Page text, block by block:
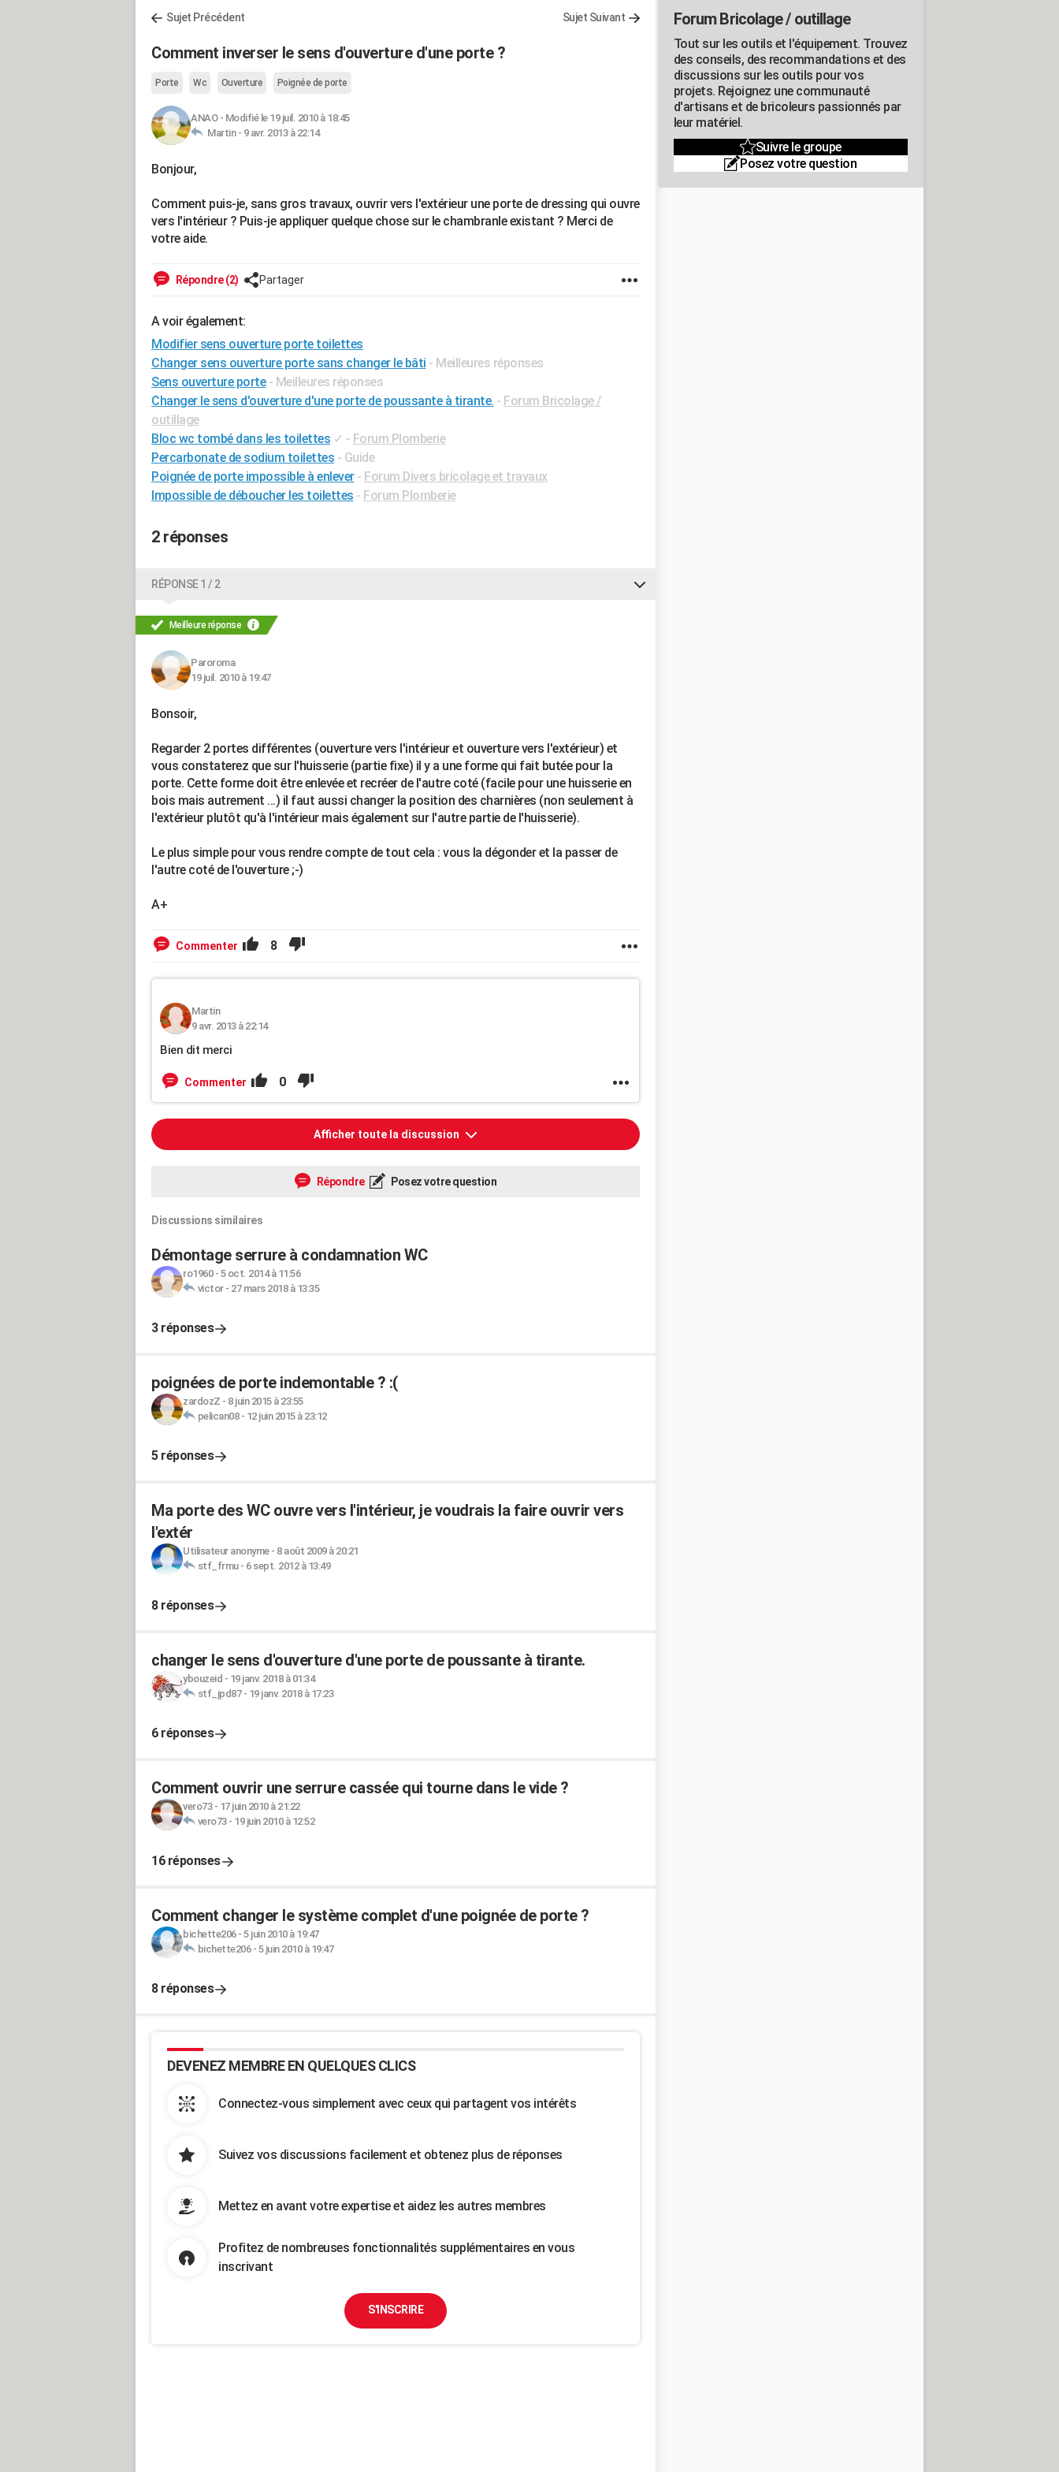
Sujet Précédent Sujet Suivant
Comment inverser le sens d'ouverture d'une porte ?
Porte Wc Ouverture Poignée de porte
ANAO- Modifié le 19 juil. 2010 à 18:45
Martin - 9 avr. 2013 à 22:14
Bonjour,
Comment puis-je, sans gros travaux, ouvrir vers l'extérieur une porte de dressing qui ouvre
vers l'intérieur ? Puis-je appliquer quelque chose sur le chambranle existant ? Merci de
votre aide.
Répondre (2) Partager
A voir également:
Modifier sens ouverture porte toilettes
Changer sens ouverture porte sans changer le bâti - Meilleures réponses
Sens ouverture porte - Meilleures réponses
Changer le sens d'ouverture d'une porte de poussante à tirante. - Forum Bricolage /
outillage
Bloc wc tombé dans les toilettes ✓ - Forum Plomberie
Percarbonate de sodium toilettes - Guide
Poignée de porte impossible à enlever - Forum Divers bricolage et travaux
Impossible de déboucher les toilettes - Forum Plomberie
2 réponses
RÉPONSE 1 / 2
Meilleure réponse
Paroroma
19 juil. 2010 à 19:47
Bonsoir,
Regarder 2 portes différentes (ouverture vers l'intérieur et ouverture vers l'extérieur) et
vous constaterez que sur l'huisserie (partie fixe) il y a une forme qui fait butée pour la
porte. Cette forme doit être enlevée et recréer de l'autre coté (facile pour une huisserie en
bois mais autrement ...) il faut aussi changer la position des charnières (non seulement à
l'extérieur plutôt qu'à l'intérieur mais également sur l'autre partie de l'huisserie).
Le plus simple pour vous rendre compte de tout cela : vous la dégonder et la passer de
l'autre coté de l'ouverture ;-)
A+
Commenter 8
Martin
9 avr. 2013 à 22:14
Bien dit merci
Commenter 0
Afficher toute la discussion
Répondre Posez votre question
Discussions similaires
Démontage serrure à condamnation WC
ro1960- 5 oct. 2014 à 11:56
victor- 27 mars 2018 à 13:35
3 réponses
poignées de porte indemontable ? :(
zardozZ - 8 juin 2015 à 23:55
pelican08- 12 juin 2015 à 23:12
5 réponses
Ma porte des WC ouvre vers l'intérieur, je voudrais la faire ouvrir vers
l'extér
Utilisateur anonyme- 8 août 2009 à 20:21
stf_frmu- 6 sept. 2012 à 13:49
8 réponses
changer le sens d'ouverture d'une porte de poussante à tirante.
ybouzeid - 19 janv. 2018 à 01:34
stf_jpd87- 19 janv. 2018 à 17:23
6 réponses
Comment ouvrir une serrure cassée qui tourne dans le vide ?
vero73- 17 juin 2010 à 21:22
vero73- 19 juin 2010 à 12:52
16 réponses
Comment changer le système complet d'une poignée de porte ?
bichette206- 5 juin 2010 à 19:47
bichette206- 5 juin 2010 à 19:47
8 réponses
DEVENEZ MEMBRE EN QUELQUES CLICS
Connectez-vous simplement avec ceux qui partagent vos intérêts
Suivez vos discussions facilement et obtenez plus de réponses
Mettez en avant votre expertise et aidez les autres membres
Profitez de nombreuses fonctionnalités supplémentaires en vous
inscrivant
S'INSCRIRE
Forum Bricolage / outillage
Tout sur les outils et l'équipement. Trouvez
des conseils, des recommandations et des
discussions sur les outils pour vos
projets. Rejoignez une communauté
d'artisans et de bricoleurs passionnés par
leur matériel.
Suivre le groupe
Posez votre question